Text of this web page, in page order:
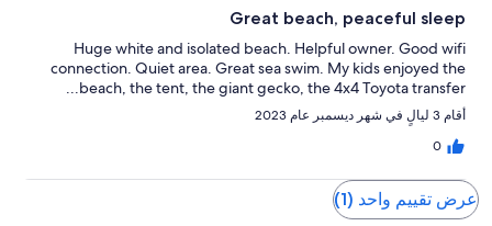
Great beach, peaceful sleep
Huge white and isolated beach. Helpful owner. Good wifi
connection. Quiet area. Great sea swim. My kids enjoyed the
beach, the tent, the giant gecko, the 4x4 Toyota transfer...
أقام 3 ليالٍ في شهر ديسمبر عام 2023
0
عرض تقييم واحد (1)